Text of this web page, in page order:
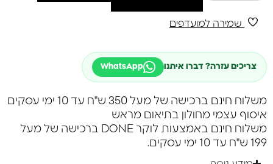
שמירה למועדפים
צריכים עזרה? דברו איתנו WhatsApp
משלוח חינם ברכישה של מעל 350 ש"ח עד 10 ימי עסקים
איסוף עצמי מחולון בתיאום מראש
משלוח חינם באמצעות לוקר DONE ברכישה של מעל
199 ש"ח עד 10 ימי עסקים.